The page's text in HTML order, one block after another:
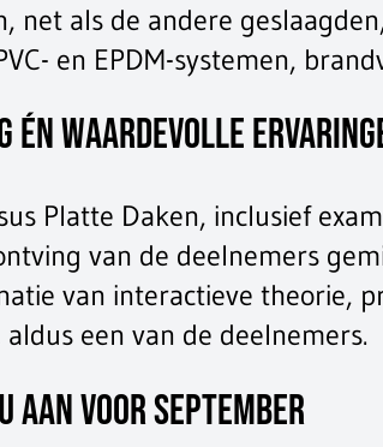
net als de andere
en EPDM-systemen,
én waardevolle
Platte Daken, inclusief
van de deelnemers
van interactieve theorie,
een van de deelnemers.
aan voor september